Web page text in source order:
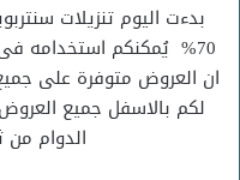
70% يُمكنكم استخدامه
ان العروض متوفرة على
لكم بالاسفل جميع
الدوام